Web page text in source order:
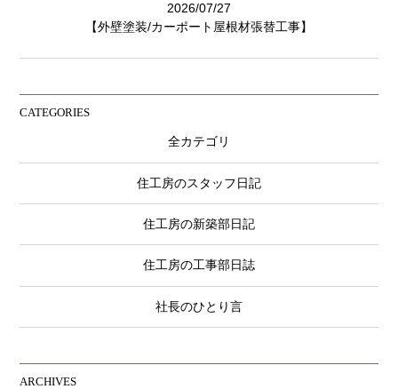
2026/07/27
【外壁塗装/カーポート屋根材張替工事】
CATEGORIES
全カテゴリ
住工房のスタッフ日記
住工房の新築部日記
住工房の工事部日誌
社長のひとり言
ARCHIVES